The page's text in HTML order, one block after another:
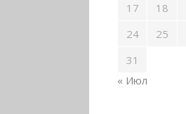
17
18
24
25
31
« Июл